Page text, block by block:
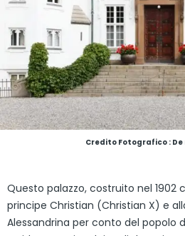
Credito Fotografico :
Questo palazzo, costruito nel 1902
principe Christian (Christian X) e
Alessandrina per conto del popolo